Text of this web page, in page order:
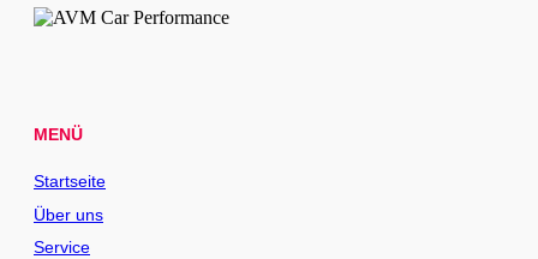
MENÜ
Startseite
Über uns
Service